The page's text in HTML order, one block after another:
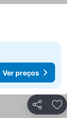
Ver preços
Partilhar